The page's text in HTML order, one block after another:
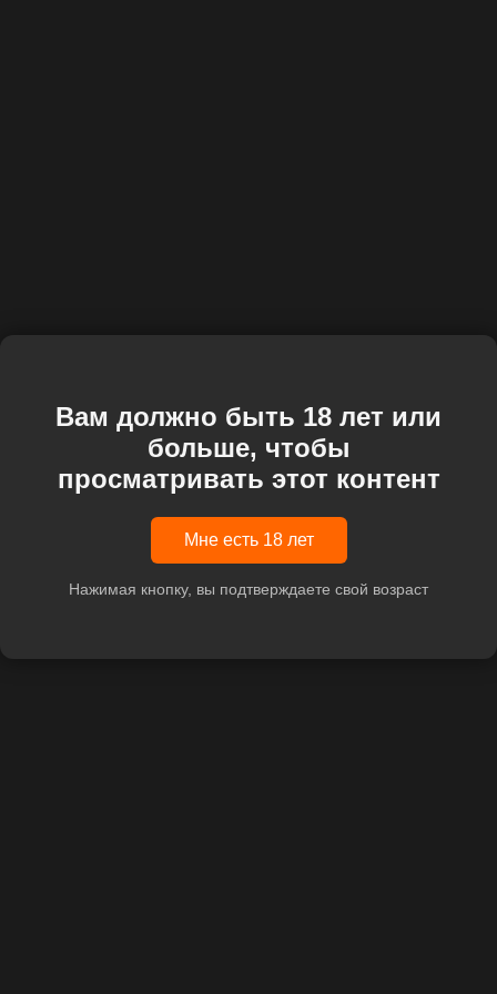
Вам должно быть 18 лет или
больше, чтобы
просматривать этот контент
Мне есть 18 лет
Нажимая кнопку, вы подтверждаете свой возраст